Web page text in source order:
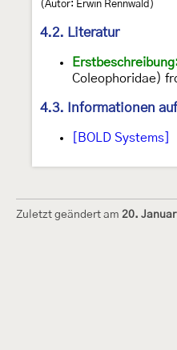
(Autor: Erwin Rennwald)
4.2. Literatur
Coleophoridae)
4.3. Informationen
[BOLD Systems]
Zuletzt geändert am 20.